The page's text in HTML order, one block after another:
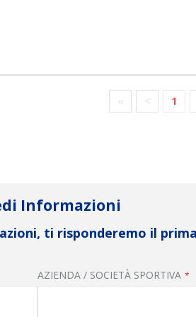
1
Informazioni
ti risponderemo il
AZIENDA / SOCIETÀ SPORTIVA